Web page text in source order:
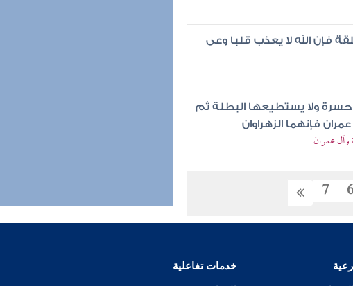
فإن الله لا يعذب قلبا وعى
حسرة ولا يستطيعها البطلة ثم
فإنهما الزهراوان
عمران
7
خدمات تفاعلية